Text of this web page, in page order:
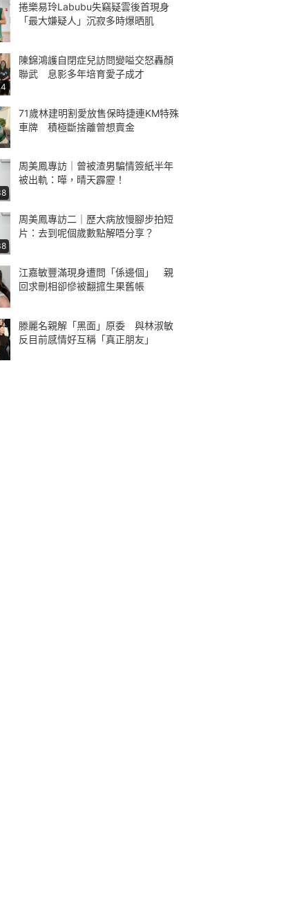
捲樂易玲Labubu失竊疑雲後首現身
「最大嫌疑人」沉寂多時爆晒肌
陳錦鴻護自閉症兒訪問變嗌交怒轟顏
聯武 息影多年培育愛子成才
71歲林建明割愛放售保時捷連KM特殊
車牌 積極斷捨離曾想賣金
周美鳳專訪｜曾被渣男騙情簽紙半年
被出軌：嘩，晴天霹靂！
周美鳳專訪二｜歷大病放慢腳步拍短
片：去到呢個歲數點解唔分享？
江嘉敏豐滿現身遭問「係邊個」 親
回求刪相卻慘被翻搲生果舊帳
滕麗名親解「黑面」原委 與林淑敏
反目前感情好互稱「真正朋友」